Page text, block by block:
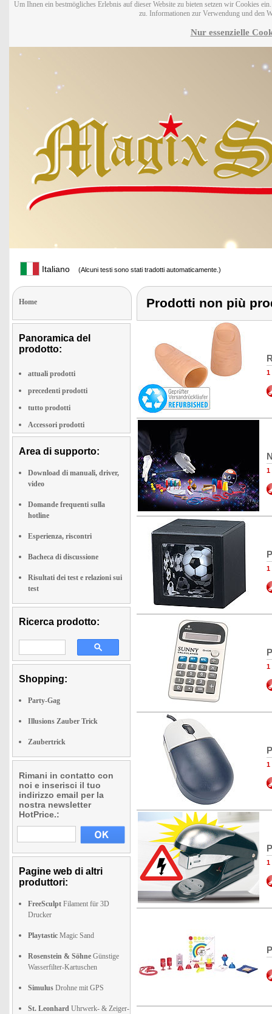
Um Ihnen ein bestmögliches Erlebnis auf dieser Website zu bieten setzen wir Cookies
zu. Informationen zur Verwendung und den
Nur essenzielle
Italiano (Alcuni testi sono stati tradotti automaticamente.)
Home
Panoramica del
prodotto:
attuali prodotti
precedenti prodotti
tutto prodotti
Accessori prodotti
Area di supporto:
Download di manuali, driver,
video
Domande frequenti sulla
hotline
Esperienza, riscontri
Bacheca di discussione
Risultati dei test e relazioni sui
test
Ricerca prodotto:
Shopping:
Party-Gag
Illusions Zauber Trick
Zaubertrick
Rimani in contatto con
noi e inserisci il tuo
indirizzo email per la
nostra newsletter
HotPrice.:
Pagine web di altri
produttori:
FreeSculpt Filament für 3D
Drucker
Playtastic Magic Sand
Rosenstein & Söhne Günstige
Wasserfilter-Kartuschen
Simulus Drohne mit GPS
St. Leonhard Uhrwerk- & Zeiger-
Prodotti non più
1
1
1
1
1
1